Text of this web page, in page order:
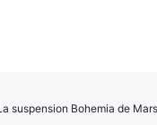
suspension Bohemia de